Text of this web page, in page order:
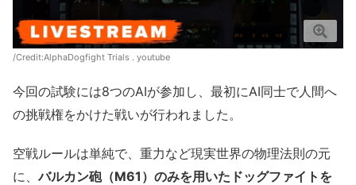
/Credit:AlphaDogfight Trials . youtube
今回の試験には8つのAIが参加し、最初にAI同士で人間へ
の挑戦権をかけた戦いが行われました。
空戦ルールは単純で、重力など現実世界の物理法則の元
に、バルカン砲（M61）のみを用いたドッグファイトを